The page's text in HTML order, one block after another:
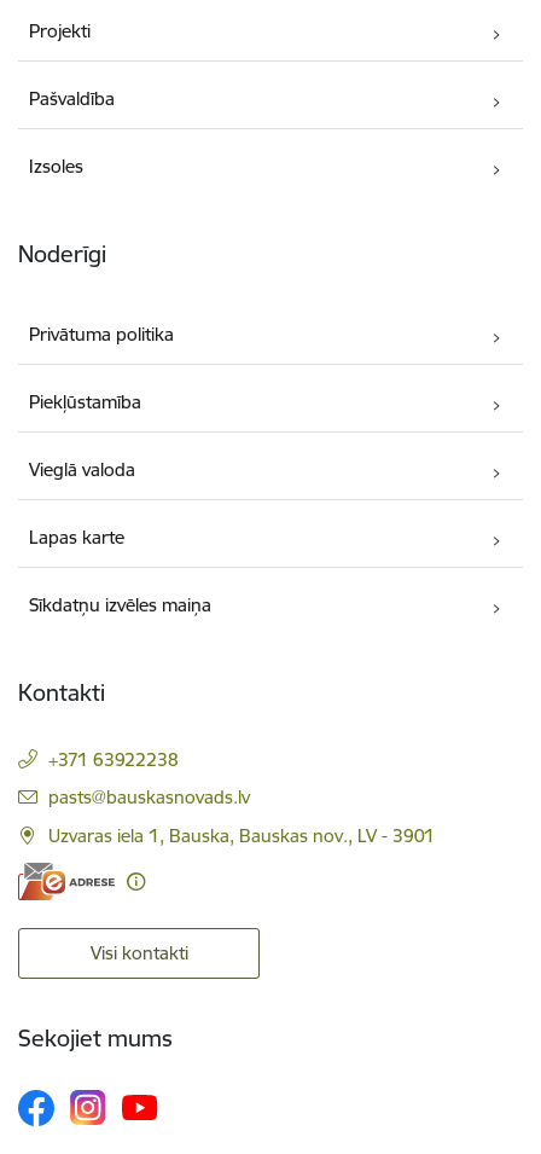
Projekti
Pašvaldība
Izsoles
Noderīgi
Privātuma politika
Piekļūstamība
Vieglā valoda
Lapas karte
Sīkdatņu izvēles maiņa
Kontakti
+371 63922238
E-pasts:
pasts@bauskasnovads.lv
Uzvaras iela 1, Bauska, Bauskas nov., LV - 3901
Visi kontakti
Sekojiet mums